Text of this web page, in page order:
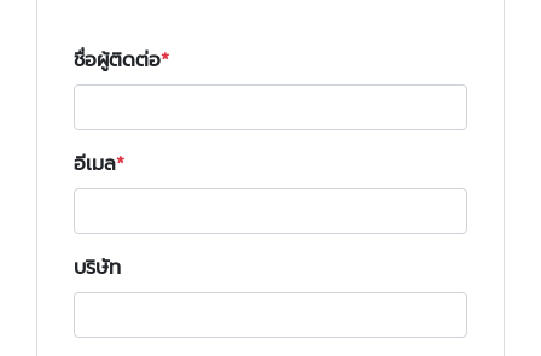
ชื่อผู้ติดต่อ
อีเมล
บริษัท